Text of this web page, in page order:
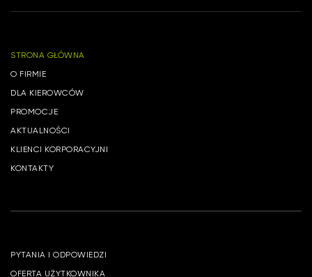
STRONA GŁÓWNA
O FIRMIE
DLA KIEROWCÓW
PROMOCJE
AKTUALNOŚCI
KLIENCI KORPORACYJNI
KONTAKTY
PYTANIA I ODPOWIEDZI
OFERTA UŻYTKOWNIKA